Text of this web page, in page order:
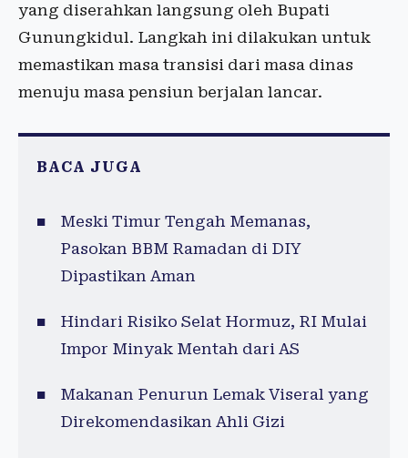
yang diserahkan langsung oleh Bupati
Gunungkidul. Langkah ini dilakukan untuk
memastikan masa transisi dari masa dinas
menuju masa pensiun berjalan lancar.
BACA JUGA
Meski Timur Tengah Memanas,
Pasokan BBM Ramadan di DIY
Dipastikan Aman
Hindari Risiko Selat Hormuz, RI Mulai
Impor Minyak Mentah dari AS
Makanan Penurun Lemak Viseral yang
Direkomendasikan Ahli Gizi